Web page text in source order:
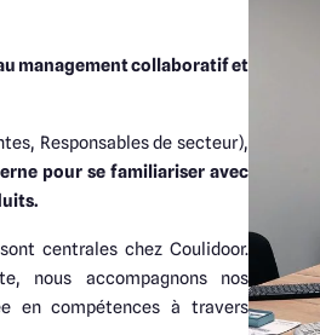
management collaboratif et
Responsables de secteur),
pour se familiariser avec
centrales chez Coulidoor.
nous accompagnons nos
en compétences à travers